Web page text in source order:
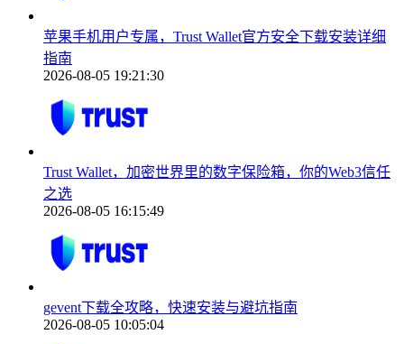
苹果手机用户专属，Trust Wallet官方安全下载安装详细
指南
2026-08-05 19:21:30
Trust Wallet，加密世界里的数字保险箱，你的Web3信任
之选
2026-08-05 16:15:49
gevent下载全攻略，快速安装与避坑指南
2026-08-05 10:05:04